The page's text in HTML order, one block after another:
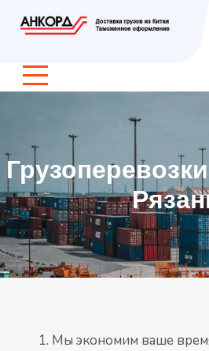
Мы экономим ваше